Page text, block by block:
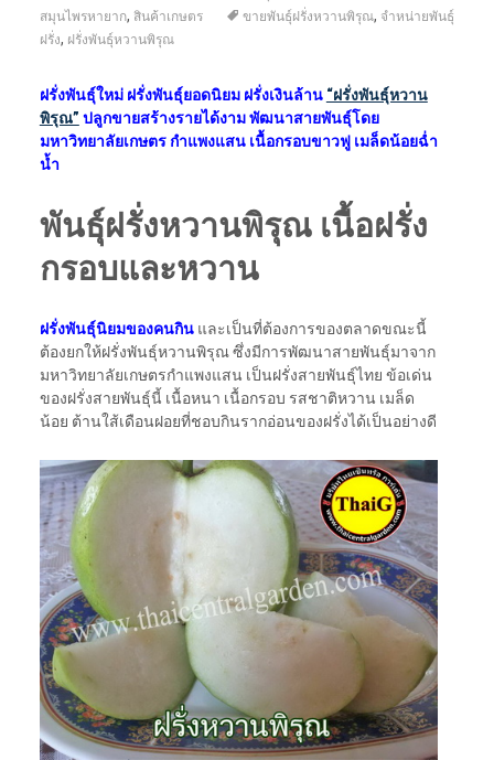
สมุนไพรหายาก, สินค้าเกษตร ขายพันธุ์ฝรั่งหวานพิรุณ, จำหน่ายพันธุ์
ฝรั่ง, ฝรั่งพันธุ์หวานพิรุณ
ฝรั่งพันธุ์ใหม่ ฝรั่งพันธุ์ยอดนิยม ฝรั่งเงินล้าน “ฝรั่งพันธุ์หวาน
พิรุณ” ปลูกขายสร้างรายได้งาม พัฒนาสายพันธุ์โดย
มหาวิทยาลัยเกษตร กำแพงแสน เนื้อกรอบขาวฟู เมล็ดน้อยฉ่ำ
น้ำ
พันธุ์ฝรั่งหวานพิรุณ เนื้อฝรั่ง
กรอบและหวาน
ฝรั่งพันธุ์นิยมของคนกินและเป็นที่ต้องการของตลาดขณะนี้
ต้องยกให้ฝรั่งพันธุ์หวานพิรุณ ซึ่งมีการพัฒนาสายพันธุ์มาจาก
มหาวิทยาลัยเกษตรกำแพงแสน เป็นฝรั่งสายพันธุ์ไทย ข้อเด่น
ของฝรั่งสายพันธุ์นี้ เนื้อหนา เนื้อกรอบ รสชาติหวาน เมล็ด
น้อย ต้านใส้เดือนฝอยที่ชอบกินรากอ่อนของฝรั่งได้เป็นอย่างดี